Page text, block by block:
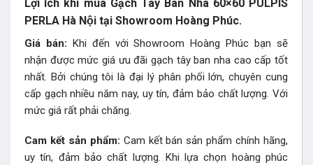
Lợi ích khi mua Gạch Tây Ban Nha 60×60 PULPIS
PERLA Hà Nội tại Showroom Hoàng Phúc.
Giá bán: Khi đến với Showroom Hoàng Phúc bạn sẽ
nhận được mức giá ưu đãi gạch tây ban nha cao cấp tốt
nhất. Bởi chúng tôi là đại lý phân phối lớn, chuyên cung
cấp gạch nhiều năm nay, uy tín, đảm bảo chất lượng. Với
mức giá rất phải chăng.
Cam kết sản phẩm: Cam kết bán sản phẩm chính hãng,
uy tín, đảm bảo chất lượng. Khi lựa chọn hoàng phúc